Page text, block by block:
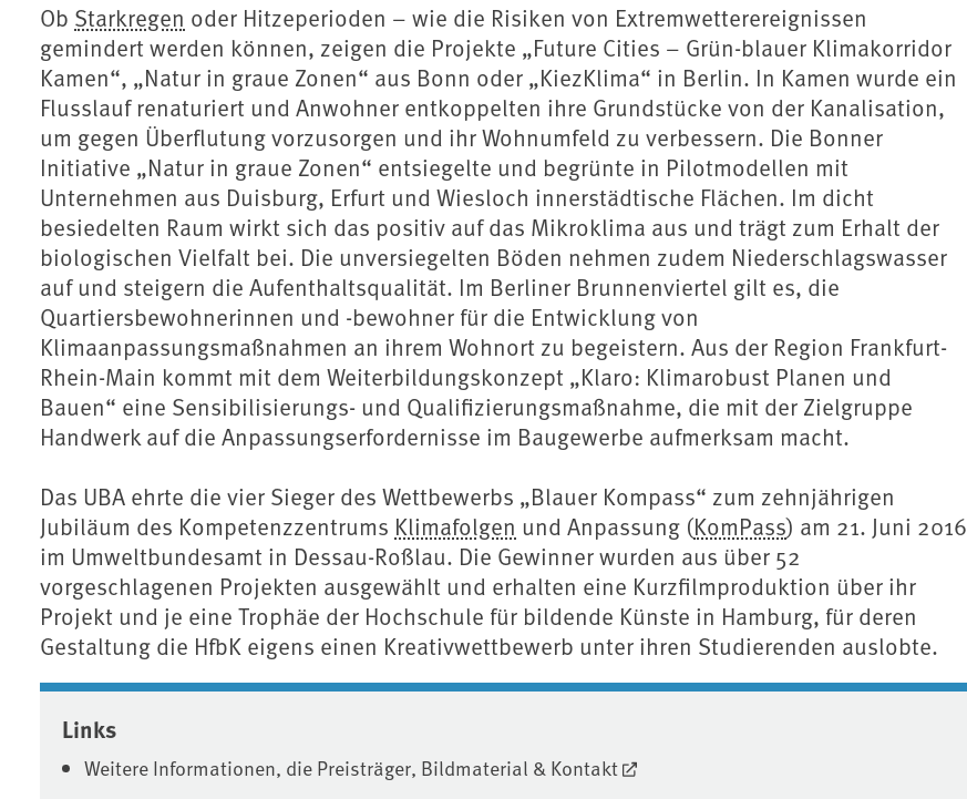
Ob Starkregen oder Hitzeperioden – wie die Risiken von Extremwetterereignissen
gemindert werden können, zeigen die Projekte „Future Cities – Grün-blauer Klimakorridor
Kamen“, „Natur in graue Zonen“ aus Bonn oder „KiezKlima“ in Berlin. In Kamen wurde ein
Flusslauf renaturiert und Anwohner entkoppelten ihre Grundstücke von der Kanalisation,
um gegen Überflutung vorzusorgen und ihr Wohnumfeld zu verbessern. Die Bonner
Initiative „Natur in graue Zonen“ entsiegelte und begrünte in Pilotmodellen mit
Unternehmen aus Duisburg, Erfurt und Wiesloch innerstädtische Flächen. Im dicht
besiedelten Raum wirkt sich das positiv auf das Mikroklima aus und trägt zum Erhalt der
biologischen Vielfalt bei. Die unversiegelten Böden nehmen zudem Niederschlagswasser
auf und steigern die Aufenthaltsqualität. Im Berliner Brunnenviertel gilt es, die
Quartiersbewohnerinnen und -bewohner für die Entwicklung von
Klimaanpassungsmaßnahmen an ihrem Wohnort zu begeistern. Aus der Region Frankfurt-
Rhein-Main kommt mit dem Weiterbildungskonzept „Klaro: Klimarobust Planen und
Bauen“ eine Sensibilisierungs- und Qualifizierungsmaßnahme, die mit der Zielgruppe
Handwerk auf die Anpassungserfordernisse im Baugewerbe aufmerksam macht.
Das UBA ehrte die vier Sieger des Wettbewerbs „Blauer Kompass“ zum zehnjährigen
Jubiläum des Kompetenzzentrums Klimafolgen und Anpassung (KomPass) am 21. Juni 2016
im Umweltbundesamt in Dessau-Roßlau. Die Gewinner wurden aus über 52
vorgeschlagenen Projekten ausgewählt und erhalten eine Kurzfilmproduktion über ihr
Projekt und je eine Trophäe der Hochschule für bildende Künste in Hamburg, für deren
Gestaltung die HfbK eigens einen Kreativwettbewerb unter ihren Studierenden auslobte.
Associated content
Links
Weitere Informationen, die Preisträger, Bildmaterial & Kontakt